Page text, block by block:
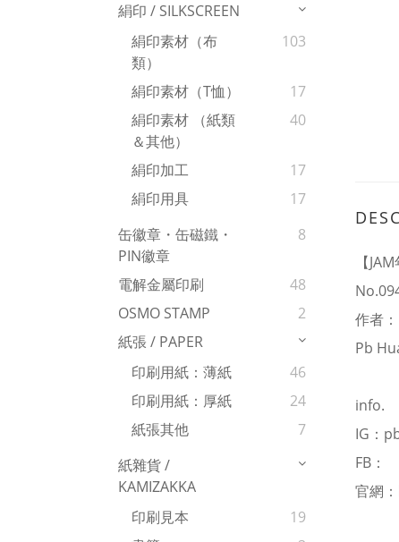
絹印 / SILKSCREEN
絹印素材（布
類）
103
絹印素材（T恤）
17
絹印素材 （紙類
＆其他）
40
絹印加工
17
絹印用具
17
缶徽章・缶磁鐵・
PIN徽章
8
電解金屬印刷
48
OSMO STAMP
2
紙張 / PAPER
印刷用紙：薄紙
46
印刷用紙：厚紙
24
紙張其他
7
紙雜貨 /
KAMIZAKKA
印刷見本
19
【
作者：
Pb
info.
IG：
FB：
官網：